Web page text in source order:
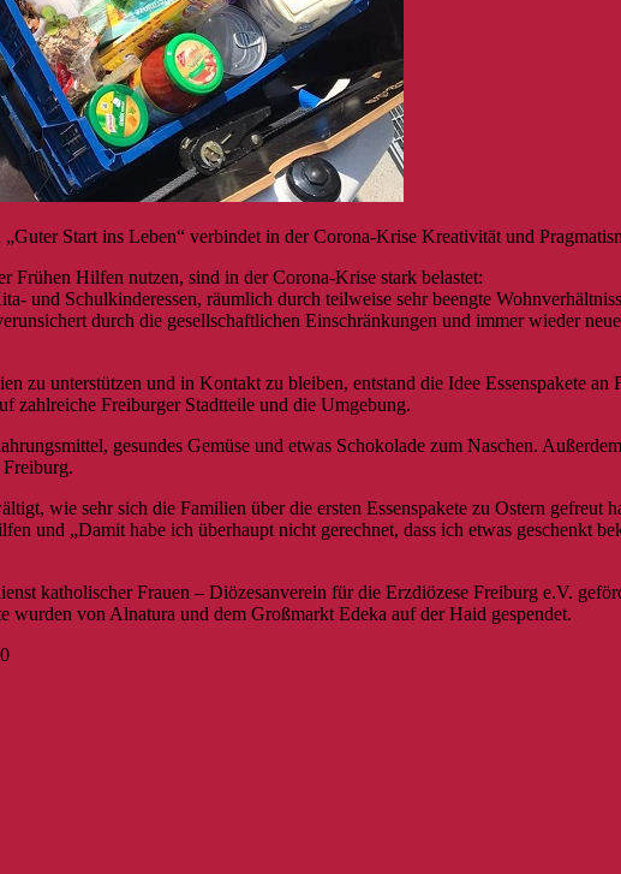
Start ins Leben“ verbindet in der Corona-Krise Kreativität und
Frühen Hilfen nutzen, sind in der Corona-Krise stark belastet:
und Schulkinderessen, räumlich durch teilweise sehr beengte
durch die gesellschaftlichen Einschränkungen und immer wieder
zu unterstützen und in Kontakt zu bleiben, entstand die Idee Essenspakete
zahlreiche Freiburger Stadtteile und die Umgebung.
gesundes Gemüse und etwas Schokolade zum Naschen.
wie sehr sich die Familien über die ersten Essenspakete zu Ostern gefreut
und „Damit habe ich überhaupt nicht gerechnet, dass ich etwas geschenkt
katholischer Frauen – Diözesanverein für die Erzdiözese Freiburg e.V.
wurden von Alnatura und dem Großmarkt Edeka auf der Haid gespendet.